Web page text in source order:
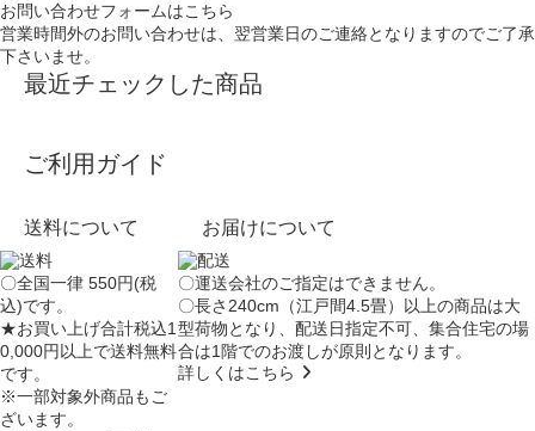
お問い合わせフォームはこちら
営業時間外のお問い合わせは、翌営業日のご連絡となりますのでご了承
下さいませ。
最近チェックした商品
ご利用ガイド
送料について
〇全国一律 550円(税
込)です。
★お買い上げ合計税込1
0,000円以上で送料無料
です。
※一部対象外商品もご
ざいます。
お届けについて
〇運送会社のご指定はできません。
〇長さ240cm（江戸間4.5畳）以上の商品は大
型荷物となり、配送日指定不可、集合住宅の場
合は1階でのお渡しが原則となります。
詳しくはこちら